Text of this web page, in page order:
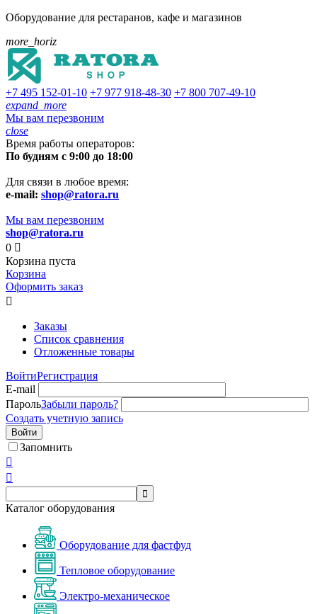
Оборудование для рестаранов, кафе и магазинов
more_horiz
+7 495 152-01-10 +7 977 918-48-30 +7 800 707-49-10
expand_more
Мы вам перезвоним
close
Время работы операторов:
По будням с 9:00 до 18:00
Для связи в любое время:
e-mail: shop@ratora.ru
Мы вам перезвоним
shop@ratora.ru
0 
Корзина пуста
Корзина
Оформить заказ

Заказы
Список сравнения
Отложенные товары
ВойтиРегистрация
E-mail
ПарольЗабыли пароль?
Создать учетную запись
Войти
Запомнить



Каталог оборудования
Оборудование для фастфуд
Тепловое оборудование
Электро-механическое